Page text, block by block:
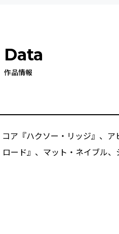
Data
作品情報
コア『ハクソー・リッジ』、
ロード』、マット・ネイブル